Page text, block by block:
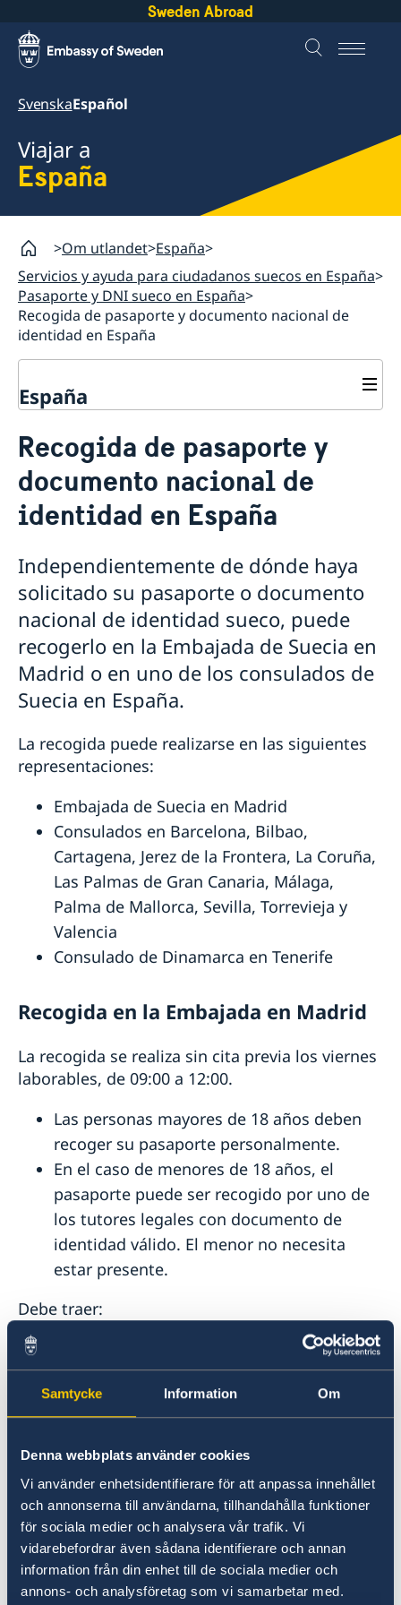
Samtycke Information Om
Denna webbplats använder cookies
Vi använder enhetsidentifierare för att anpassa innehållet
och annonserna till användarna, tillhandahålla funktioner
för sociala medier och analysera vår trafik. Vi
vidarebefordrar även sådana identifierare och annan
information från din enhet till de sociala medier och
annons- och analysföretag som vi samarbetar med.
Sweden Abroad
SvenskaEspañol
Viajar a
España
Om utlandet España
Servicios y ayuda para ciudadanos suecos en España
Pasaporte y DNI sueco en España
Recogida de pasaporte y documento nacional de
identidad en España
España
suecos en España
Pasaporte y DNI sueco en España
Cita previa para la solicitud o renovación de
pasaporte y documento de identidad
Documento de identidad válido para la solicitud de
pasaporte
Solicitud o renovación de pasaporte ordinario y
documento nacional de identidad para adultos en
España
Solicitud del primer pasaporte o documento nacional
de identidad para menores de 18 años en España
Renovación de pasaporte y documento nacional de
identidad para menores de 18 años en España
Pasaporte provisional en España
Pérdida o robo del pasaporte o documento nacional
de identidad en España
Recogida de pasaporte y documento nacional de
Votar en elecciones suecas desde España
Inscripción en el censo electoral sueco
Elecciones 2026 en Suecia - Horarios de voto
anticipado en España
Registro de recién nacidos en el extranjero y número
de coordinación
Pensión y fe de vida
Fe de vida
Pensión sueca para residentes en el extranjero
Traducciones y otros servicios externos
Certificados de nacimiento y matrimonio
Legalización de documentos
Pérdida y conservación de la ciudadanía sueca
Ciudadanía / Nacionalidad sueca
Doble o múltiple ciudadanía
Contraer matrimonio
Madrid
Contraer matrimonio ante una autoridad española
Contraer matrimonio en la iglesia sueca
Recogida de pasaporte y
documento nacional de
identidad en España
Independientemente de dónde haya
solicitado su pasaporte o documento
nacional de identidad sueco, puede
recogerlo en la Embajada de Suecia en
Madrid o en uno de los consulados de
Suecia en España.
La recogida puede realizarse en las siguientes
representaciones:
Embajada de Suecia en Madrid
Consulados en Barcelona, Bilbao,
Cartagena, Jerez de la Frontera, La Coruña,
Las Palmas de Gran Canaria, Málaga,
Palma de Mallorca, Sevilla, Torrevieja y
Valencia
Consulado de Dinamarca en Tenerife
Recogida en la Embajada en Madrid
La recogida se realiza sin cita previa los viernes
laborables, de 09:00 a 12:00.
Las personas mayores de 18 años deben
recoger su pasaporte personalmente.
En el caso de menores de 18 años, el
pasaporte puede ser recogido por uno de
los tutores legales con documento de
identidad válido. El menor no necesita
estar presente.
Debe traer:
Su pasaporte anterior o un documento de
identidad válido
El recibo, si lo tiene disponible
identidad esté listo para su recogida, recibirá
una notificación automática por correo
electrónico de la Policía sueca.
Recogida en consulado